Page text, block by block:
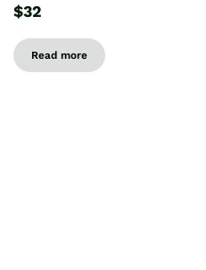
$32
Read more